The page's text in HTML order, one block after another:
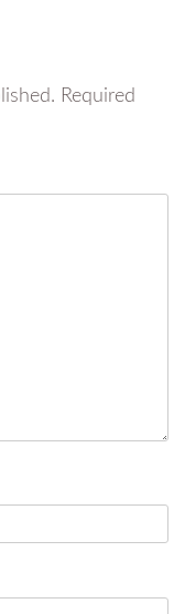
Required